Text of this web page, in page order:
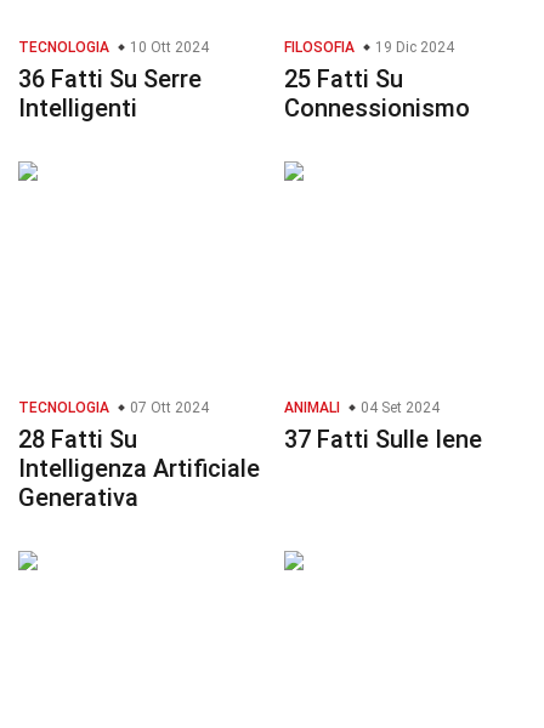
TECNOLOGIA 10 Ott 2024
36 Fatti Su Serre
Intelligenti
FILOSOFIA 19 Dic 2024
25 Fatti Su
Connessionismo
TECNOLOGIA 07 Ott 2024
28 Fatti Su
Intelligenza Artificiale
Generativa
ANIMALI 04 Set 2024
37 Fatti Sulle Iene